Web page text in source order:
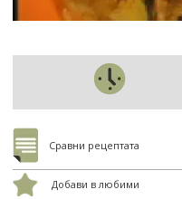
Сравни рецептата
Добави в любими